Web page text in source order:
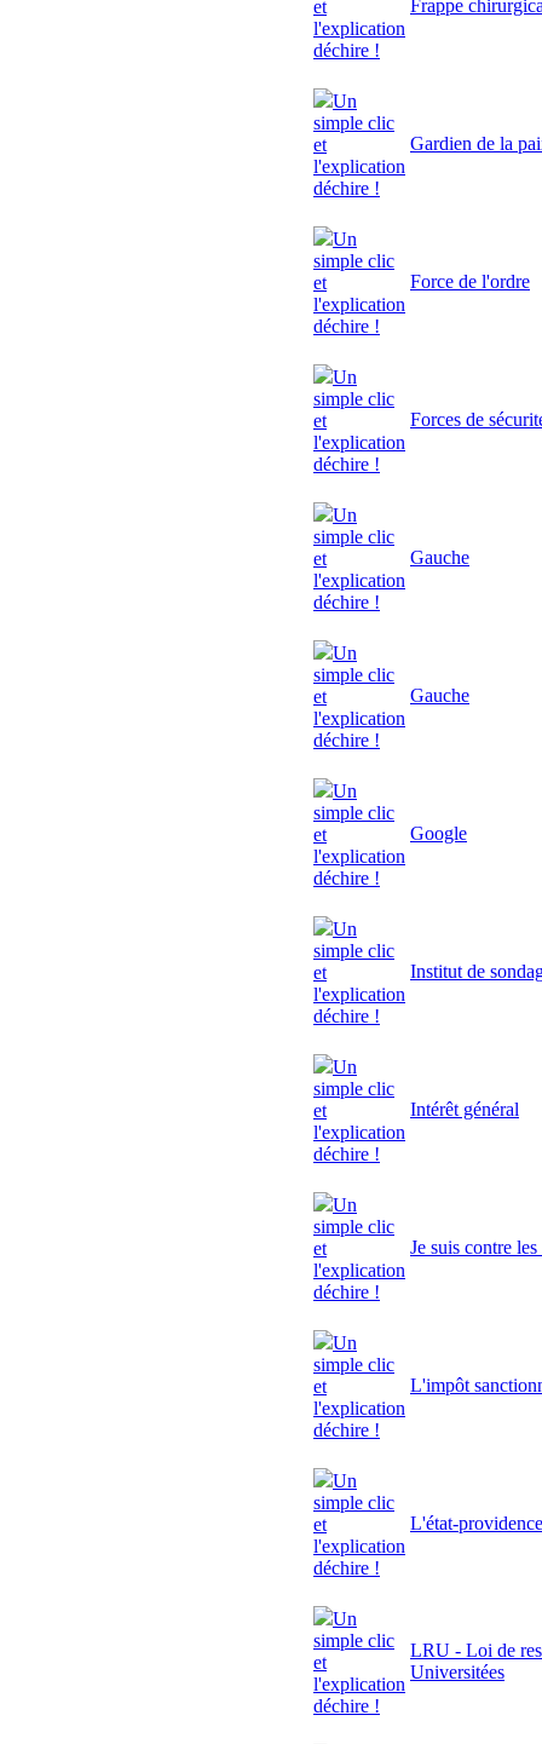
et
l'explication
déchire !
Frappe
Un
simple clic
et
l'explication
déchire !
Gardien de la
Un
simple clic
et
l'explication
déchire !
Force de l'ordre
Un
simple clic
et
l'explication
déchire !
Forces de
Un
simple clic
et
l'explication
déchire !
Gauche
Un
simple clic
et
l'explication
déchire !
Gauche
Un
simple clic
et
l'explication
déchire !
Google
Un
simple clic
et
l'explication
déchire !
Institut de
Un
simple clic
et
l'explication
déchire !
Intérêt général
Un
simple clic
et
l'explication
déchire !
Je suis contre
Un
simple clic
et
l'explication
déchire !
L'impôt
Un
simple clic
et
l'explication
déchire !
L'état-providence
Un
simple clic
et
l'explication
déchire !
LRU - Loi de
Universitées